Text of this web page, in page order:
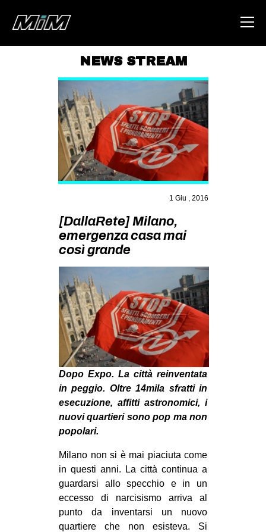
AREA
DEGENERAZIONE
GAZA FREESTYLE
STUDENTI TSUNAMI
ZAM
MOBILITAZIONI
SPAZI
SPORT POPOLARE
MOVIMENTI
AMBIENTE
ANTIFASCISMO
DIRITTO ALL’ABITARE
MIGRAZIONI
PRECARIATO
REPRESSIONE
NEWS STREAM
1 Giu , 2016
[DallaRete] Milano,
emergenza casa mai
così grande
Dopo Expo. La città reinventata
in peggio. Oltre 14mila sfratti in
esecuzione, affitti astronomici, i
nuovi quartieri sono pop ma non
popolari.
Milano non si è mai piaciuta come
in questi anni. La città continua a
guardarsi allo specchio e in un
eccesso di narcisismo arriva al
punto da inventarsi un nuovo
quartiere che non esisteva. Si